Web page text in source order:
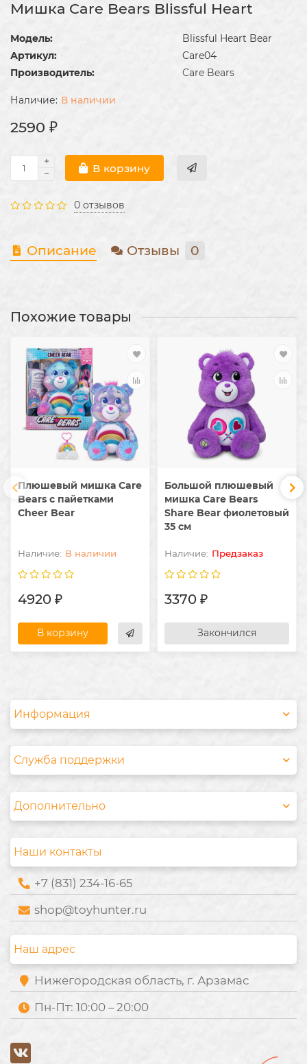
Мишка Care Bears Blissful Heart
Модель:
Blissful Heart Bear
Артикул:
Care04
Производитель:
Care Bears
В наличии
2590 ₽
В корзину
0 отзывов
Описание Отзывы 0
Похожие товары
Плюшевый мишка Care
Bears с пайетками
Cheer Bear
В наличии
4920 ₽
В корзину
Большой плюшевый
мишка Care Bears
Share Bear фиолетовый
35 см
Предзаказ
3370 ₽
Закончился
Информация
Служба поддержки
Дополнительно
Наши контакты
+7 (831) 234-16-65
shop@toyhunter.ru
Наш адрес
Нижегородская область, г. Арзамас
Пн-Пт: 10:00 – 20:00